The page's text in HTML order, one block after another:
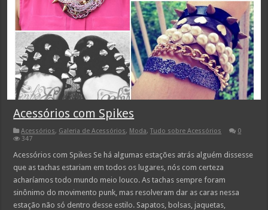
Acessórios com Spikes
Acessórios, Galeria de Acessórios, Moda,Tudo sobre Acessórios
0
347
Acessórios com Spikes Se há algumas estações atrás alguém dissesse
que as tachas estariam em todos os lugares, nós com certeza
acharíamos todo mundo meio louco. As tachas sempre foram
sinônimo do movimento punk, mas resolveram dar as caras nessa
estação não só dentro desse estilo. Sapatos, bolsas, jaquetas,